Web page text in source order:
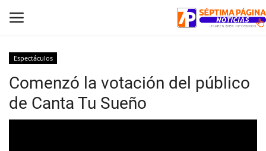
Inicio
Crónica
Espectáculos
Comenzó la votación del público
de Canta Tu Sueño